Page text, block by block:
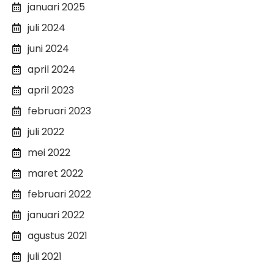
januari 2025
juli 2024
juni 2024
april 2024
april 2023
februari 2023
juli 2022
mei 2022
maret 2022
februari 2022
januari 2022
agustus 2021
juli 2021